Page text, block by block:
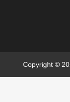
Copyright ©